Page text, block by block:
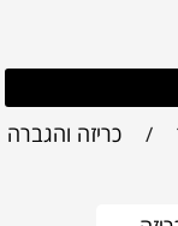
/ כריזה והגברה